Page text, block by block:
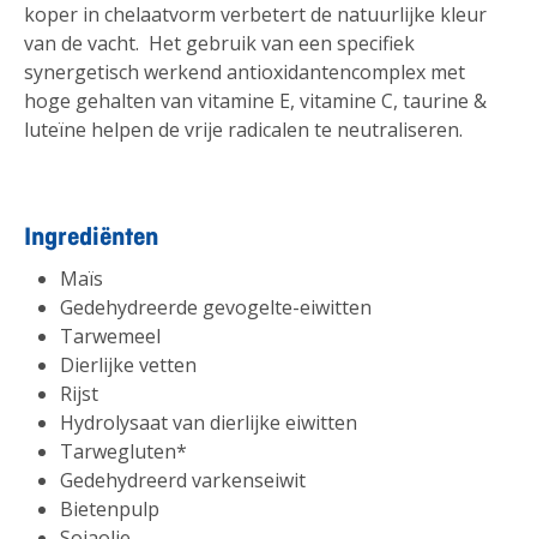
koper in chelaatvorm verbetert de natuurlijke kleur
van de vacht. Het gebruik van een specifiek
synergetisch werkend antioxidantencomplex met
hoge gehalten van vitamine E, vitamine C, taurine &
luteïne helpen de vrije radicalen te neutraliseren.
Ingrediënten
Maïs
Gedehydreerde gevogelte-eiwitten
Tarwemeel
Dierlijke vetten
Rijst
Hydrolysaat van dierlijke eiwitten
Tarwegluten*
Gedehydreerd varkenseiwit
Bietenpulp